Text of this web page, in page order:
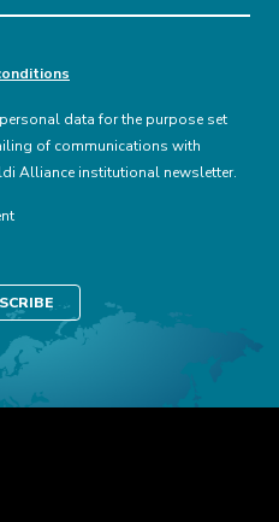
data for the purpose set
of communications with
Alliance institutional newsletter.